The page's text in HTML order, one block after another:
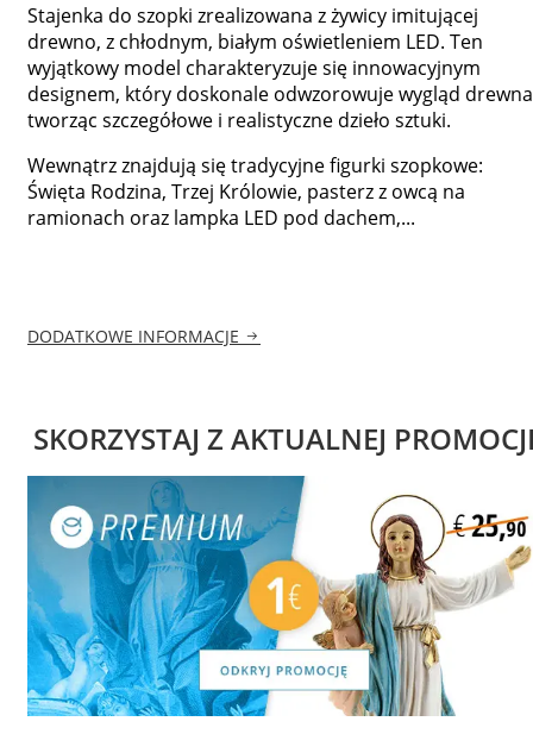
Stajenka do szopki zrealizowana z żywicy imitującej
drewno, z chłodnym, białym oświetleniem LED. Ten
wyjątkowy model charakteryzuje się innowacyjnym
designem, który doskonale odwzorowuje wygląd
tworząc szczegółowe i realistyczne dzieło sztuki.
Wewnątrz znajdują się tradycyjne figurki szopkowe:
Święta Rodzina, Trzej Królowie, pasterz z owcą na
ramionach oraz lampka LED pod dachem,...
DODATKOWE INFORMACJE
SKORZYSTAJ Z AKTUALNEJ